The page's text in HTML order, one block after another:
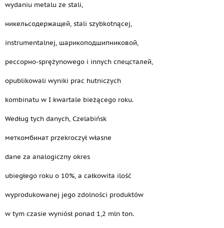
wydaniu metalu ze stali,
никельсодержащей, stali szybkotnącej,
instrumentalnej, шарикоподшипниковой,
рессорно-sprężynowego i innych спецсталей,
opublikowali wyniki prac hutniczych
kombinatu w I kwartale bieżącego roku.
Według tych danych, Czelabińsk
меткомбинат przekroczył własne
dane za analogiczny okres
ubiegłego roku o 10%, a całkowita ilość
wyprodukowanej jego zdolności produktów
w tym czasie wyniósł ponad 1,2 mln ton.